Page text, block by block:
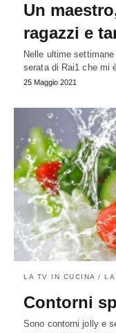
Un
ragazzi e
Nelle ultime
serata di Rai1 che mi
25 Maggio 2021
LA TV IN CUCINA / LA
Contorni
Sono contorni jolly e